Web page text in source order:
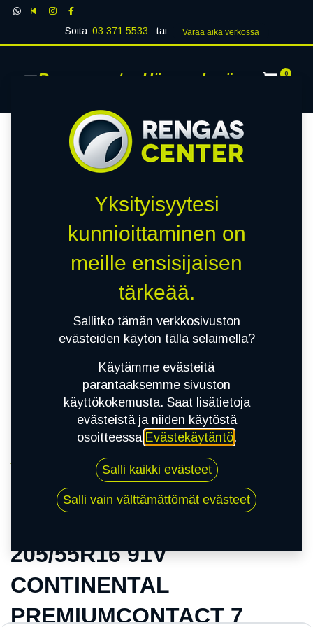
Soita 03 371 5533 tai Varaa aika verk​​​​ossa
Rengascenter Hämeenkyrö 0
205/55R16 91V CONTINENTAL
PREMIUMCONTACT 7
205/55R16 91V
CONTINENTAL
PREMIUMCONTACT 7
Yksityisyytesi
kunnioittaminen on
meille ensisijaisen
tärkeää.
Sallitko tämän verkkosivuston
evästeiden käytön tällä selaimella?
Käytämme evästeitä
parantaaksemme sivuston
käyttökokemusta. Saat lisätietoja
evästeistä ja niiden käytöstä
osoitteessa Evästekäytäntö.
Salli kaikki evästeet
Salli vain välttämättömät evästeet